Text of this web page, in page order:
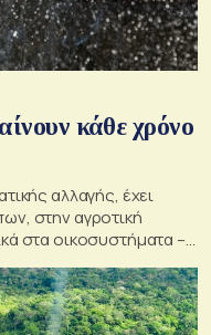
κάθε χρόνο
αλλαγής, έχει
στην αγροτική
στα οικοσυστήματα –